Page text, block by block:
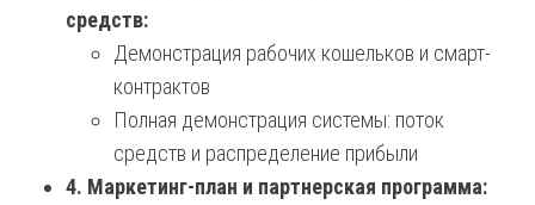
средств:
Демонстрация рабочих кошельков и смарт-
контрактов
Полная демонстрация системы: поток
средств и распределение прибыли
4. Маркетинг-план и партнерская программа: